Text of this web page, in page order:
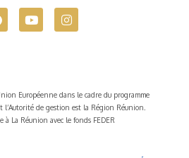
Européenne dans le cadre du programme
l’Autorité de gestion est la Région Réunion.
à La Réunion avec le fonds FEDER